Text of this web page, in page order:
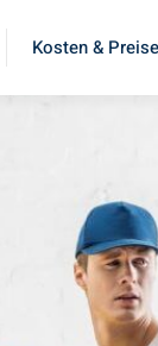
Kosten & Preise